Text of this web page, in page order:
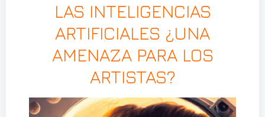
LAS INTELIGENCIAS
ARTIFICIALES ¿UNA
AMENAZA PARA LOS
ARTISTAS?